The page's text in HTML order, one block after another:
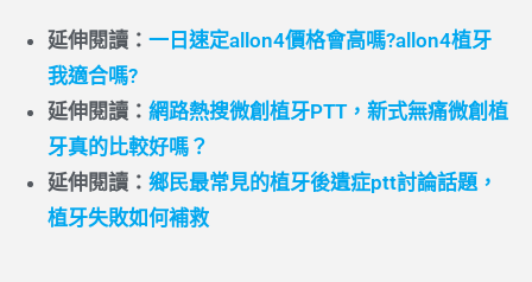
延伸閱讀： 一日速定allon4價格會高嗎?allon4植牙
我適合嗎?
延伸閱讀： 網路熱搜微創植牙PTT，新式無痛微創植
牙真的比較好嗎？
延伸閱讀： 鄉民最常見的植牙後遺症ptt討論話題，
植牙失敗如何補救